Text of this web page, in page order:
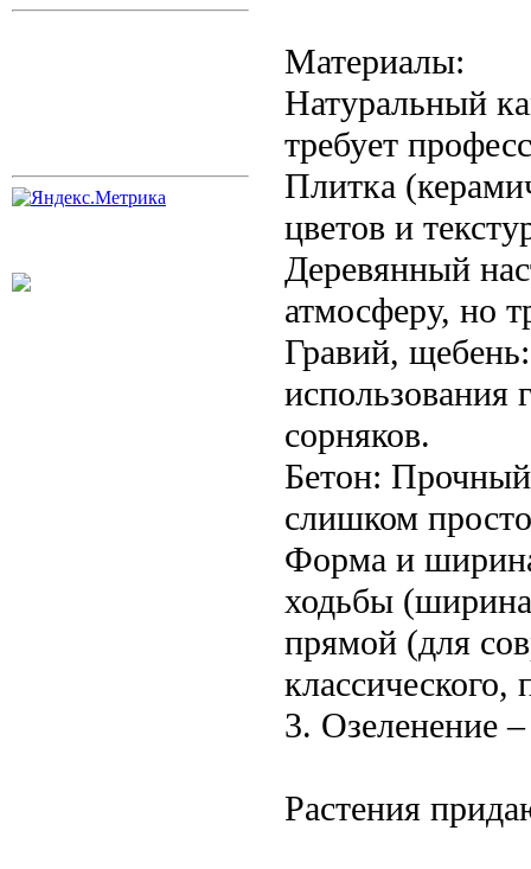
Материалы:
Натуральный
требует
Плитка
цветов и
Деревянный
атмосферу, но
Гравий,
использования
сорняков.
Бетон:
слишком
Форма и
ходьбы
прямой (для
классического,
3. Озеленение
Растения